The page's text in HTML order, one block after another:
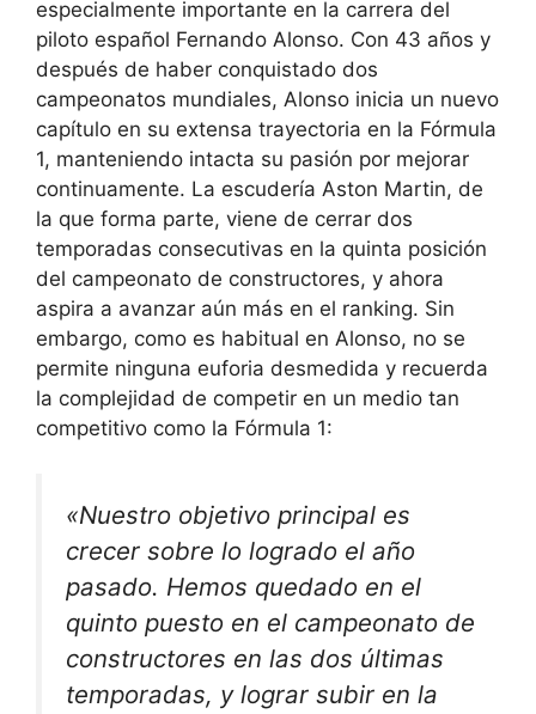
especialmente importante en la carrera del
piloto español Fernando Alonso. Con 43 años y
después de haber conquistado dos
campeonatos mundiales, Alonso inicia un nuevo
capítulo en su extensa trayectoria en la Fórmula
1, manteniendo intacta su pasión por mejorar
continuamente. La escudería Aston Martin, de
la que forma parte, viene de cerrar dos
temporadas consecutivas en la quinta posición
del campeonato de constructores, y ahora
aspira a avanzar aún más en el ranking. Sin
embargo, como es habitual en Alonso, no se
permite ninguna euforia desmedida y recuerda
la complejidad de competir en un medio tan
competitivo como la Fórmula 1:
«Nuestro objetivo principal es
crecer sobre lo logrado el año
pasado. Hemos quedado en el
quinto puesto en el campeonato de
constructores en las dos últimas
temporadas, y lograr subir en la